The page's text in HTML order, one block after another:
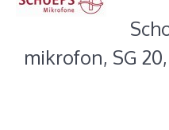
mikrofon, SG